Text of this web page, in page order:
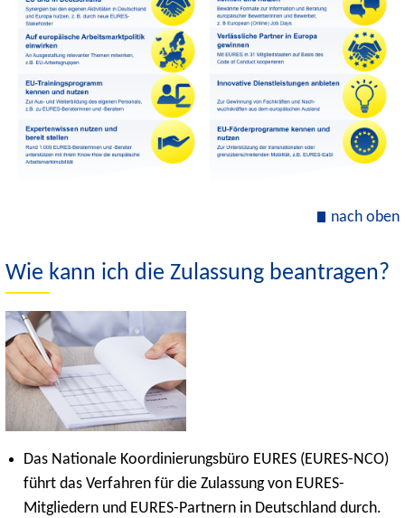
nach oben
Wie kann ich die Zulassung beantragen?
Das Nationale Koordinierungsbüro EURES (EURES-NCO)
führt das Verfahren für die Zulassung von EURES-
Mitgliedern und EURES-Partnern in Deutschland durch.